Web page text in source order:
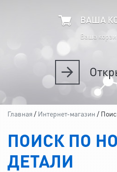
ВАША
Ваша
Главная / Интернет-магазин /
ПОИСК ПО
ДЕТАЛИ